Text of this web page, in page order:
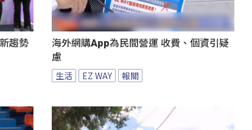
趨勢
海外網購App為民間營運 收費、個資引疑
慮
生活 EZ WAY 報關